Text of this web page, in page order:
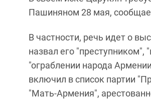
Пашиняном 28 мая,
В частности, речь идет о
назвал его
"ограблении народа
включил в список партии
"Мать-Армения",